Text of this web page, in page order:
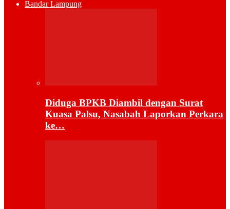
Bandar Lampung
Diduga BPKB Diambil dengan Surat
Kuasa Palsu, Nasabah Laporkan Perkara
ke…